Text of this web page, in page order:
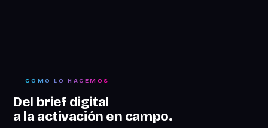
CÓMO LO HACEMOS
Del brief digital
a la activación en campo.